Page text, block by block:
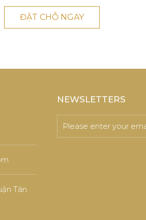
ĐẶT CHỖ NGAY
Tân
NEWSLETTERS